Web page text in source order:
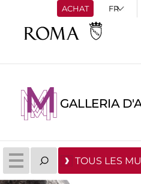
ACHAT
GALLERIA
TOUS LES